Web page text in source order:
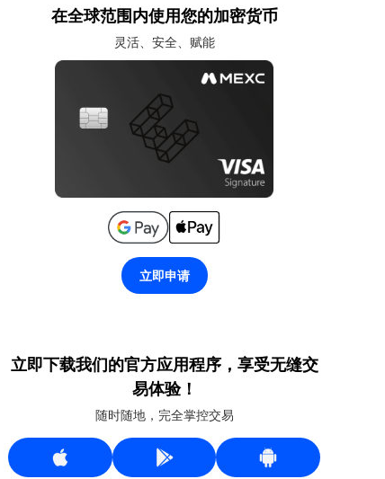
在全球范围内使用您的加密货币
灵活、安全、赋能
立即申请
立即下载我们的官方应用程序，享受无缝交
易体验！
随时随地，完全掌控交易